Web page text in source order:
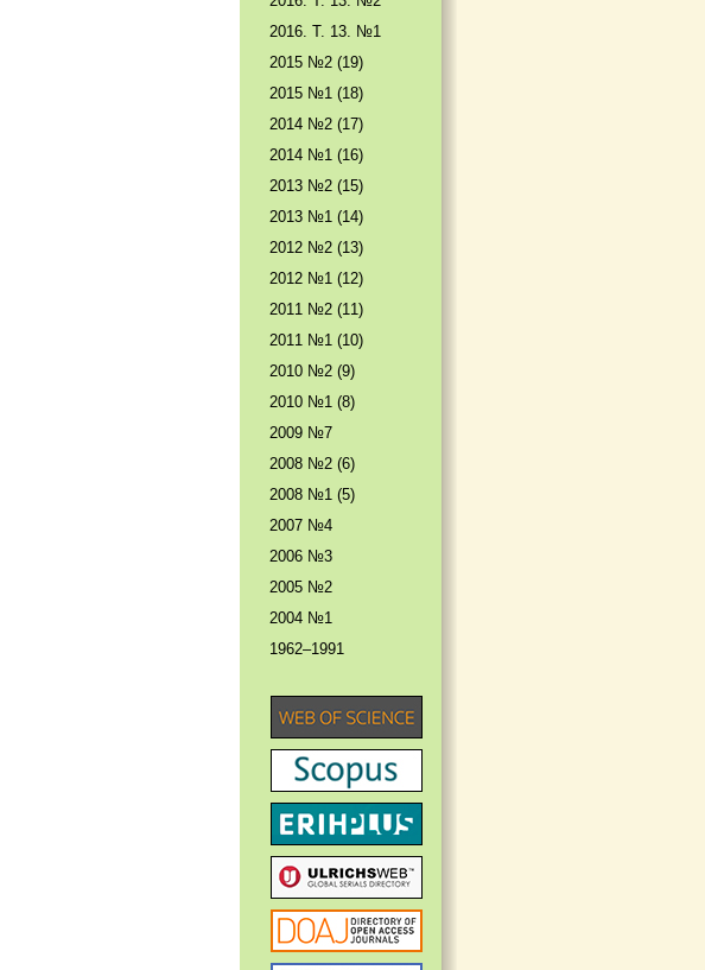
2016. T. 13. №1
2015 №2 (19)
2015 №1 (18)
2014 №2 (17)
2014 №1 (16)
2013 №2 (15)
2013 №1 (14)
2012 №2 (13)
2012 №1 (12)
2011 №2 (11)
2011 №1 (10)
2010 №2 (9)
2010 №1 (8)
2009 №7
2008 №2 (6)
2008 №1 (5)
2007 №4
2006 №3
2005 №2
2004 №1
1962–1991